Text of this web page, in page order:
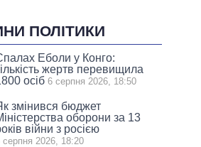
ПОЛІТИКИ
Еболи у Конго:
жертв перевищила
осіб 6 серпня 2026, 18:50
змінився бюджет
оборони за 13
війни з росією
серпня 2026, 18:20